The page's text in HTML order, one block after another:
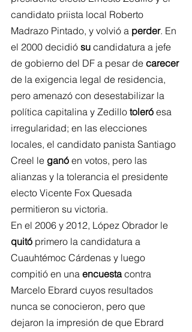
candidato priista local Roberto
Madrazo Pintado, y volvió a perder. En
el 2000 decidió su candidatura a jefe
de gobierno del DF a pesar de carecer
de la exigencia legal de residencia,
pero amenazó con desestabilizar la
política capitalina y Zedillo toleró esa
irregularidad; en las elecciones
locales, el candidato panista Santiago
Creel le ganó en votos, pero las
alianzas y la tolerancia el presidente
electo Vicente Fox Quesada
permitieron su victoria.
En el 2006 y 2012, López Obrador le
quitó primero la candidatura a
Cuauhtémoc Cárdenas y luego
compitió en una encuesta contra
Marcelo Ebrard cuyos resultados
nunca se conocieron, pero que
dejaron la impresión de que Ebrard